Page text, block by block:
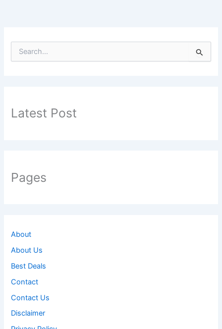
o
Latest Post
Pages
About
About Us
Best Deals
Contact
Contact Us
Disclaimer